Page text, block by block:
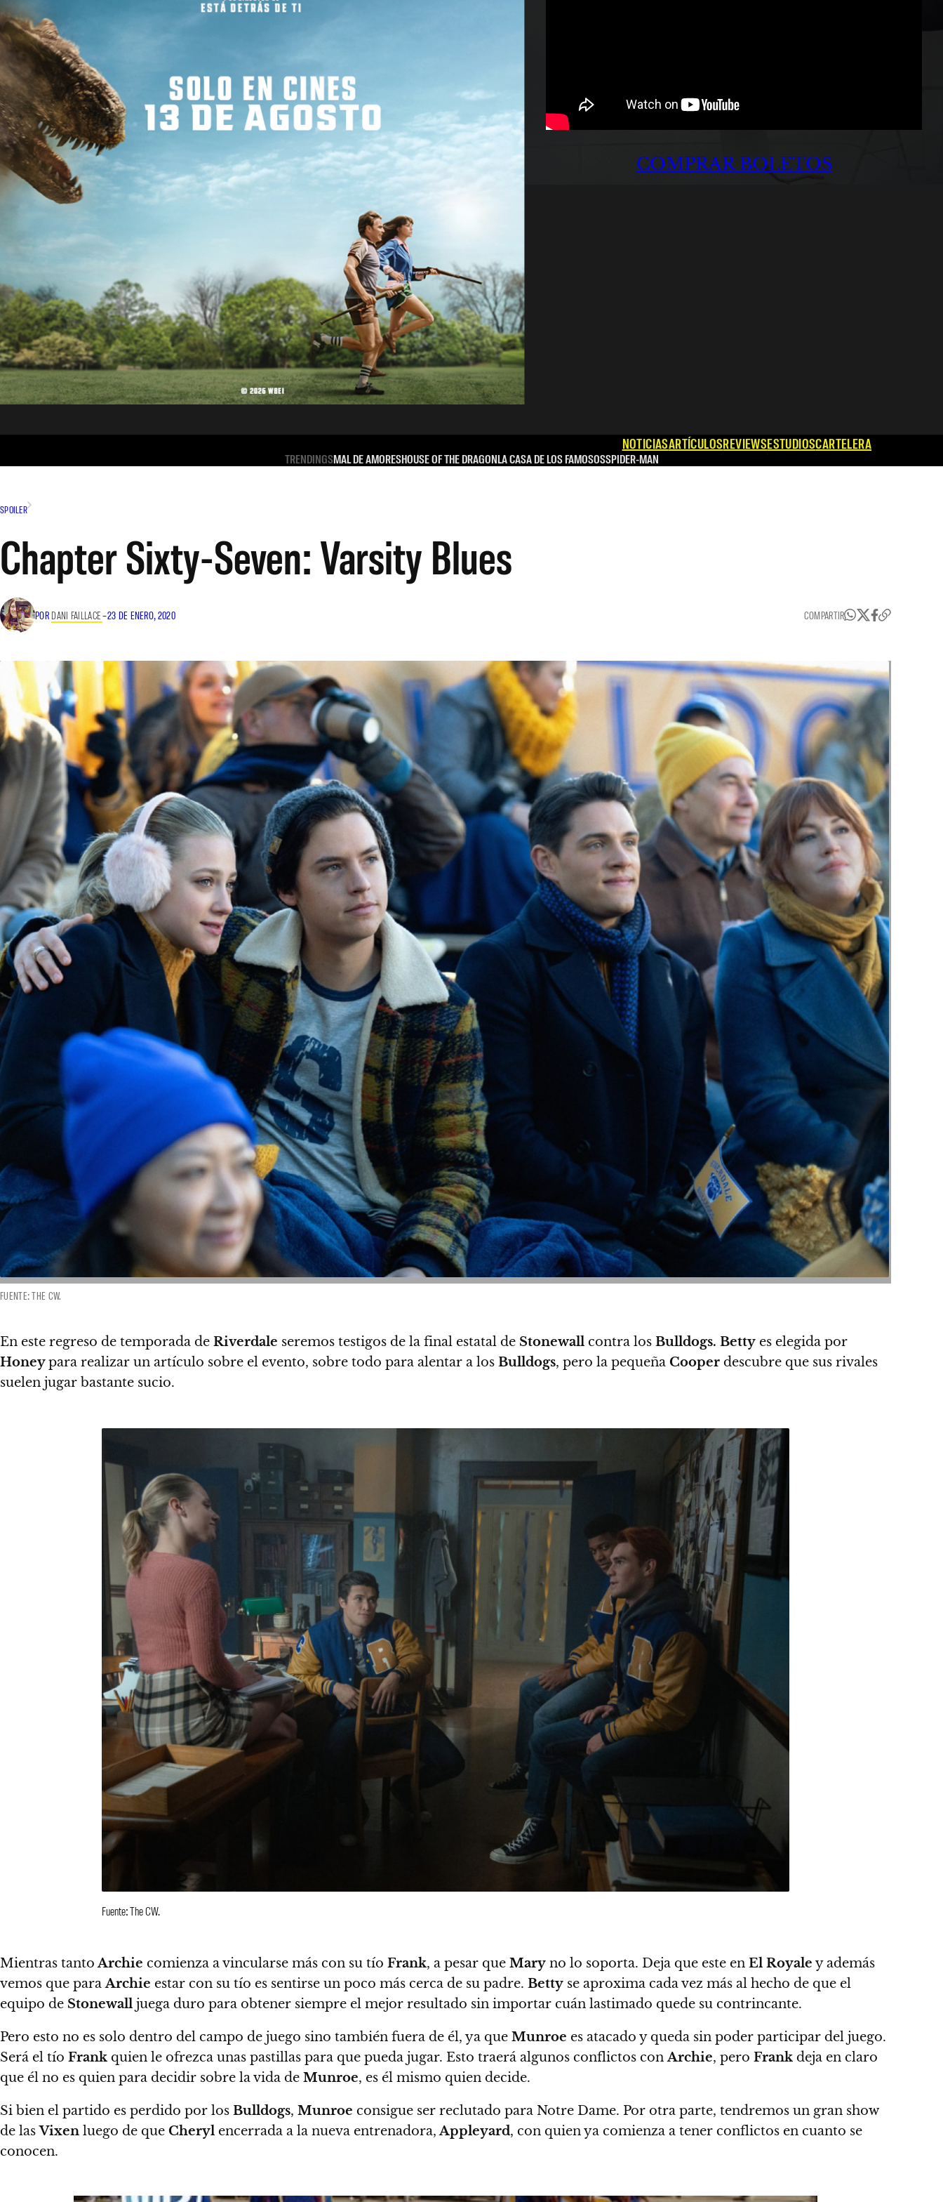
COMPRAR BOLETOS
NOTICIASARTÍCULOSREVIEWSESTUDIOSCARTELERA
TRENDINGSMAL DE AMORESHOUSE OF THE DRAGONLA CASA DE LOS FAMOSOSSPIDER-MAN
SPOILER
Chapter Sixty-Seven: Varsity Blues
POR DANI FAILLACE–23 DE ENERO, 2020 COMPARTIR
FUENTE: THE CW.
En este regreso de temporada de Riverdale seremos testigos de la final estatal de Stonewall contra los Bulldogs. Betty es elegida por
Honeypara realizar un artículo sobre el evento, sobre todo para alentar a los Bulldogs, pero la pequeña Cooper descubre que sus rivales
suelen jugar bastante sucio.
Fuente: The CW.
Mientras tantoArchie comienza a vincularse más con su tío Frank, a pesar que Mary no lo soporta. Deja que este en El Royale y además
vemos que paraArchie estar con su tío es sentirse un poco más cerca de su padre. Betty se aproxima cada vez más al hecho de que el
equipo de Stonewall juega duro para obtener siempre el mejor resultado sin importar cuán lastimado quede su contrincante.
Pero esto no es solo dentro del campo de juego sino también fuera de él, ya que Munroe es atacado y queda sin poder participar del juego.
Será el tío Frank quien le ofrezca unas pastillas para que pueda jugar. Esto traerá algunos conflictos conArchie, pero Frank deja en claro
que él no es quien para decidir sobre la vida de Munroe, es él mismo quien decide.
Si bien el partido es perdido por los Bulldogs, Munroe consigue ser reclutado para Notre Dame. Por otra parte, tendremos un gran show
de lasVixen luego de que Cheryl encerrada a la nueva entrenadora,Appleyard, con quien ya comienza a tener conflictos en cuanto se
conocen.